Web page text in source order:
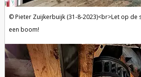
Pieter Zuijkerbuijk (31-8-2023)<br>Let op de
een boom!